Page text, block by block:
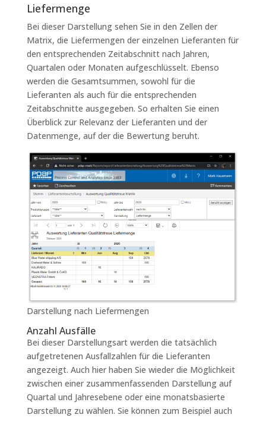
Liefermenge
Bei dieser Darstellung sehen Sie in den Zellen der
Matrix, die Liefermengen der einzelnen Lieferanten für
den entsprechenden Zeitabschnitt nach Jahren,
Quartalen oder Monaten aufgeschlüsselt. Ebenso
werden die Gesamtsummen, sowohl für die
Lieferanten als auch für die entsprechenden
Zeitabschnitte ausgegeben. So erhalten Sie einen
Überblick zur Relevanz der Lieferanten und der
Datenmenge, auf der die Bewertung beruht.
Darstellung nach Liefermengen
Anzahl Ausfälle
Bei dieser Darstellungsart werden die tatsächlich
aufgetretenen Ausfallzahlen für die Lieferanten
angezeigt. Auch hier haben Sie wieder die Möglichkeit
zwischen einer zusammenfassenden Darstellung auf
Quartal und Jahresebene oder eine monatsbasierte
Darstellung zu wählen. Sie können zum Beispiel auch